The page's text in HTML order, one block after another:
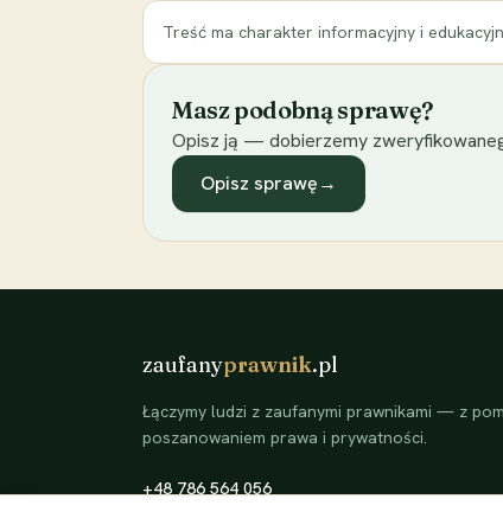
Treść ma charakter informacyjny i
Masz podobną sprawę?
Opisz ją — dobierzemy
Opisz sprawę→
zaufanyprawnik.pl
Łączymy ludzi z zaufanymi prawnikami — z
poszanowaniem prawa i prywatności.
+48 786 564 056